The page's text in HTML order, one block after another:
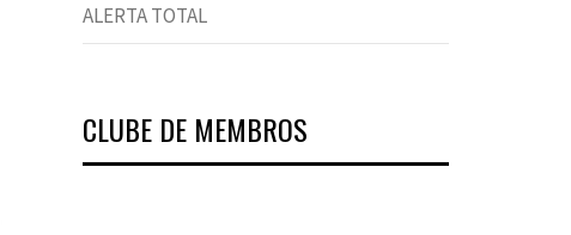
ALERTA TOTAL
CLUBE DE MEMBROS